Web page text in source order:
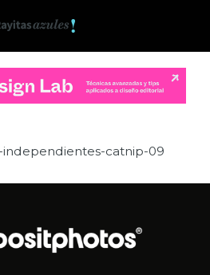
independientes-catnip-09